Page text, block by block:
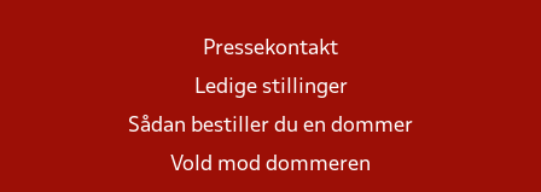
Pressekontakt
Ledige stillinger
Sådan bestiller du en dommer
Vold mod dommeren